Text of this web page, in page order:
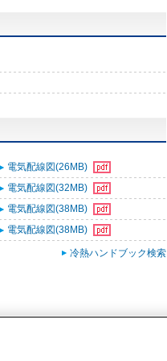
電気配線図(26MB)
電気配線図(32MB)
電気配線図(38MB)
電気配線図(38MB)
冷熱ハンドブック検索